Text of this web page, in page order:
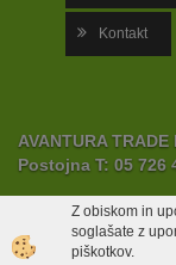
Kontakt
AVANTURA
Postojna T: 05 726
Izdelava spletne trgovine
Z obiskom in
soglašate z
piškotkov.